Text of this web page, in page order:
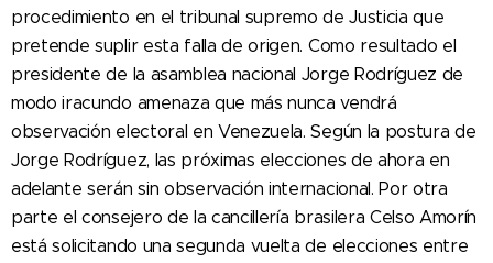
procedimiento en el tribunal supremo de Justicia que
pretende suplir esta falla de origen. Como resultado el
presidente de la asamblea nacional Jorge Rodríguez de
modo iracundo amenaza que más nunca vendrá
observación electoral en Venezuela. Según la postura de
Jorge Rodríguez, las próximas elecciones de ahora en
adelante serán sin observación internacional. Por otra
parte el consejero de la cancillería brasilera Celso Amorín
está solicitando una segunda vuelta de elecciones entre